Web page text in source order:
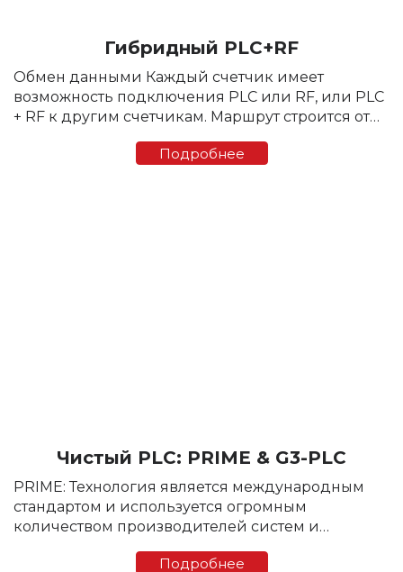
Гибридный PLC+RF
Обмен данными Каждый счетчик имеет
возможность подключения PLC или RF, или PLC
+ RF к другим счетчикам. Маршрут строится от
каналами. Выбор канала динамически...
Подробнее
Чистый PLC: PRIME & G3-PLC
PRIME: Технология является международным
стандартом и используется огромным
количеством производителей систем и
параметрам физической среды передачи
Подробнее